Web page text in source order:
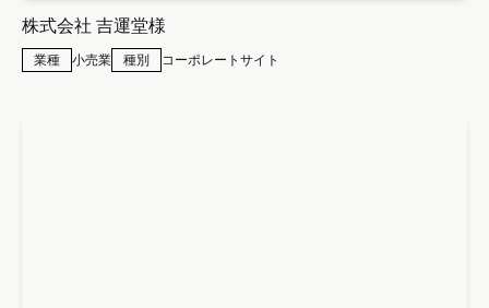
株式会社 吉運堂様
業種 小売業 種別 コーポレートサイト